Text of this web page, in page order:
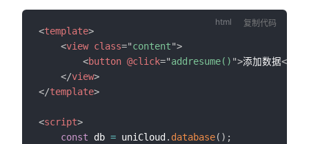
<template>
<view class="content">
<button @click="addresume() ">添加数据</
</view>
</template>
<script>
const db = uniCloud . database( ) ;
复制代码